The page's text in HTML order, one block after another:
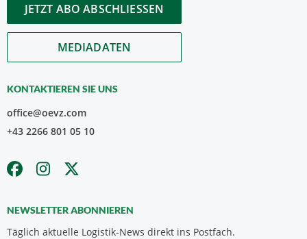
JETZT ABO ABSCHLIESSEN
MEDIADATEN
KONTAKTIEREN SIE UNS
office@oevz.com
+43 2266 801 05 10
NEWSLETTER ABONNIEREN
Täglich aktuelle Logistik-News direkt ins Postfach.